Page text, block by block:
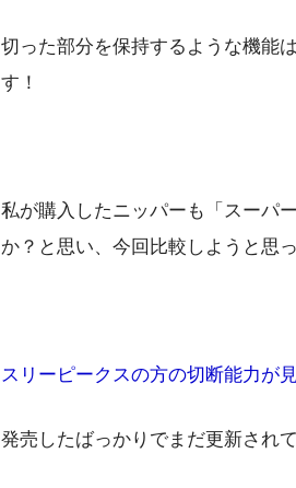
切った部分を保持するような機能
す！
私が購入したニッパーも「スーパ
か？と思い、今回比較しようと思
スリーピークスの方の切断能力が
発売したばっかりでまだ更新され